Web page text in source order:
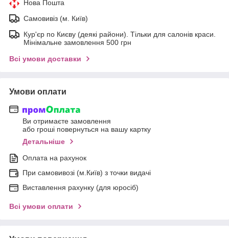
Нова Пошта
Самовивіз (м. Київ)
Кур'єр по Києву (деякі райони). Тільки для салонів краси.
Мінімальне замовлення 500 грн
Всі умови доставки
Умови оплати
Ви отримаєте замовлення
або гроші повернуться на вашу картку
Детальніше
Оплата на рахунок
При самовивозі (м.Київ) з точки видачі
Виставлення рахунку (для юросіб)
Всі умови оплати